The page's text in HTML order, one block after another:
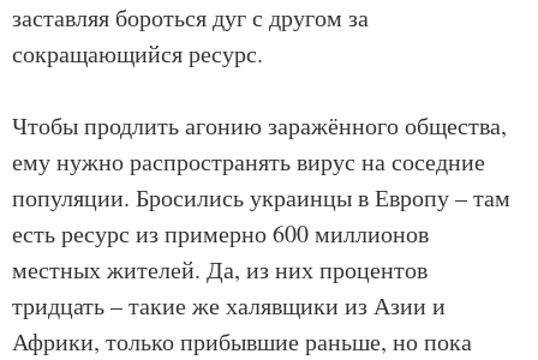
заставляя бороться дуг с другом за
сокращающийся ресурс.
Чтобы продлить агонию заражённого общества,
ему нужно распространять вирус на соседние
популяции. Бросились украинцы в Европу – там
есть ресурс из примерно 600 миллионов
местных жителей. Да, из них процентов
тридцать – такие же халявщики из Азии и
Африки, только прибывшие раньше, но пока